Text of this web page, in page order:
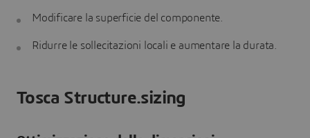
Modificare la superficie del componente.
Ridurre le sollecitazioni locali e aumentare la durata.
Tosca Structure.sizing